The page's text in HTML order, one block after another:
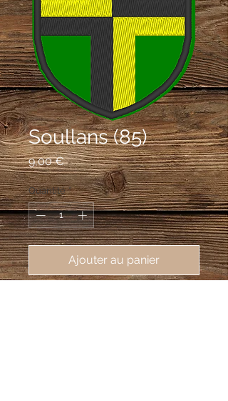
Soullans (85)
9,00 €Prix
Quantité *
Ajouter au panier